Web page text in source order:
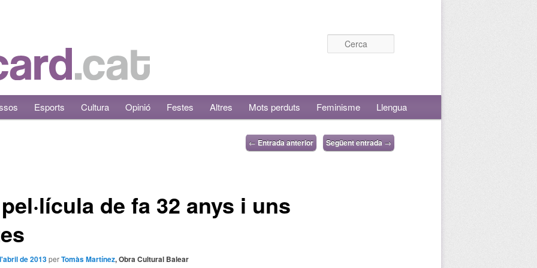
Esports Cultura Opinió Festes Altres Mots perduts Feminisme Llengua
← Entrada anterior Següent entrada →
de fa 32 anys i uns
de 2013perTomàs Martínez, Obra Cultural Balear